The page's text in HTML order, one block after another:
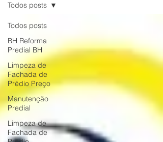
Todos posts
BH Reforma
Predial BH
Limpeza de
Fachada de
Prédio Preço
Manutenção
Predial
Limpeza de
Fachada de
Todos posts